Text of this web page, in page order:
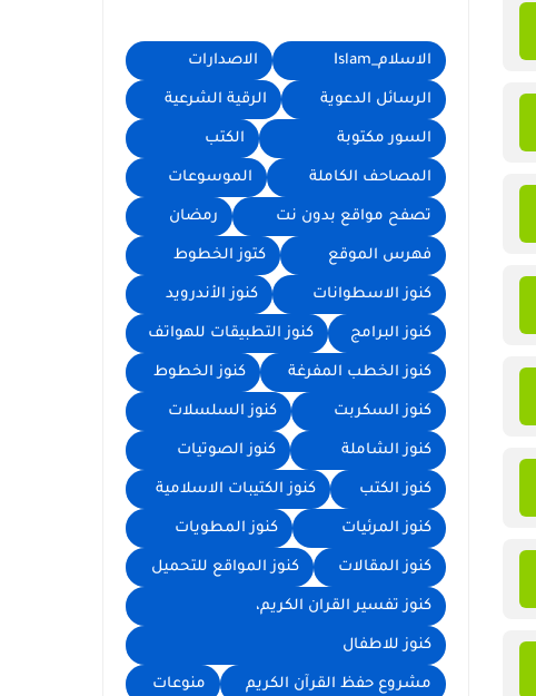
الاسلام_Islam الاصدارات
الرسائل الدعوية الرقية الشرعية
السور مكتوبة الكتب
المصاحف الكاملة الموسوعات
تصفح مواقع بدون نت رمضان
فهرس الموقع كتوز الخطوط
كنوز الاسطوانات كنوز الأندرويد
كنوز البرامج كنوز التطبيقات للهواتف
كنوز الخطب المفرغة كنوز الخطوط
كنوز السكربت كنوز السلسلات
كنوز الشاملة كنوز الصوتيات
كنوز الكتب كنوز الكتيبات الاسلامية
كنوز المرئيات كنوز المطويات
كنوز المقالات كنوز المواقع للتحميل
كنوز تفسير القران الكريم،
كنوز للاطفال
مشروع حفظ القرآن الكريم منوعات